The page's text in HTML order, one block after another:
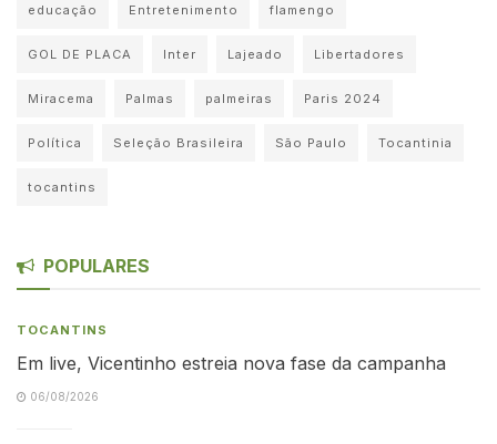
educação Entretenimento flamengo
GOL DE PLACA Inter Lajeado Libertadores
Miracema Palmas palmeiras Paris 2024
Política Seleção Brasileira São Paulo Tocantinia
tocantins
POPULARES
TOCANTINS
Em live, Vicentinho estreia nova fase da campanha
06/08/2026